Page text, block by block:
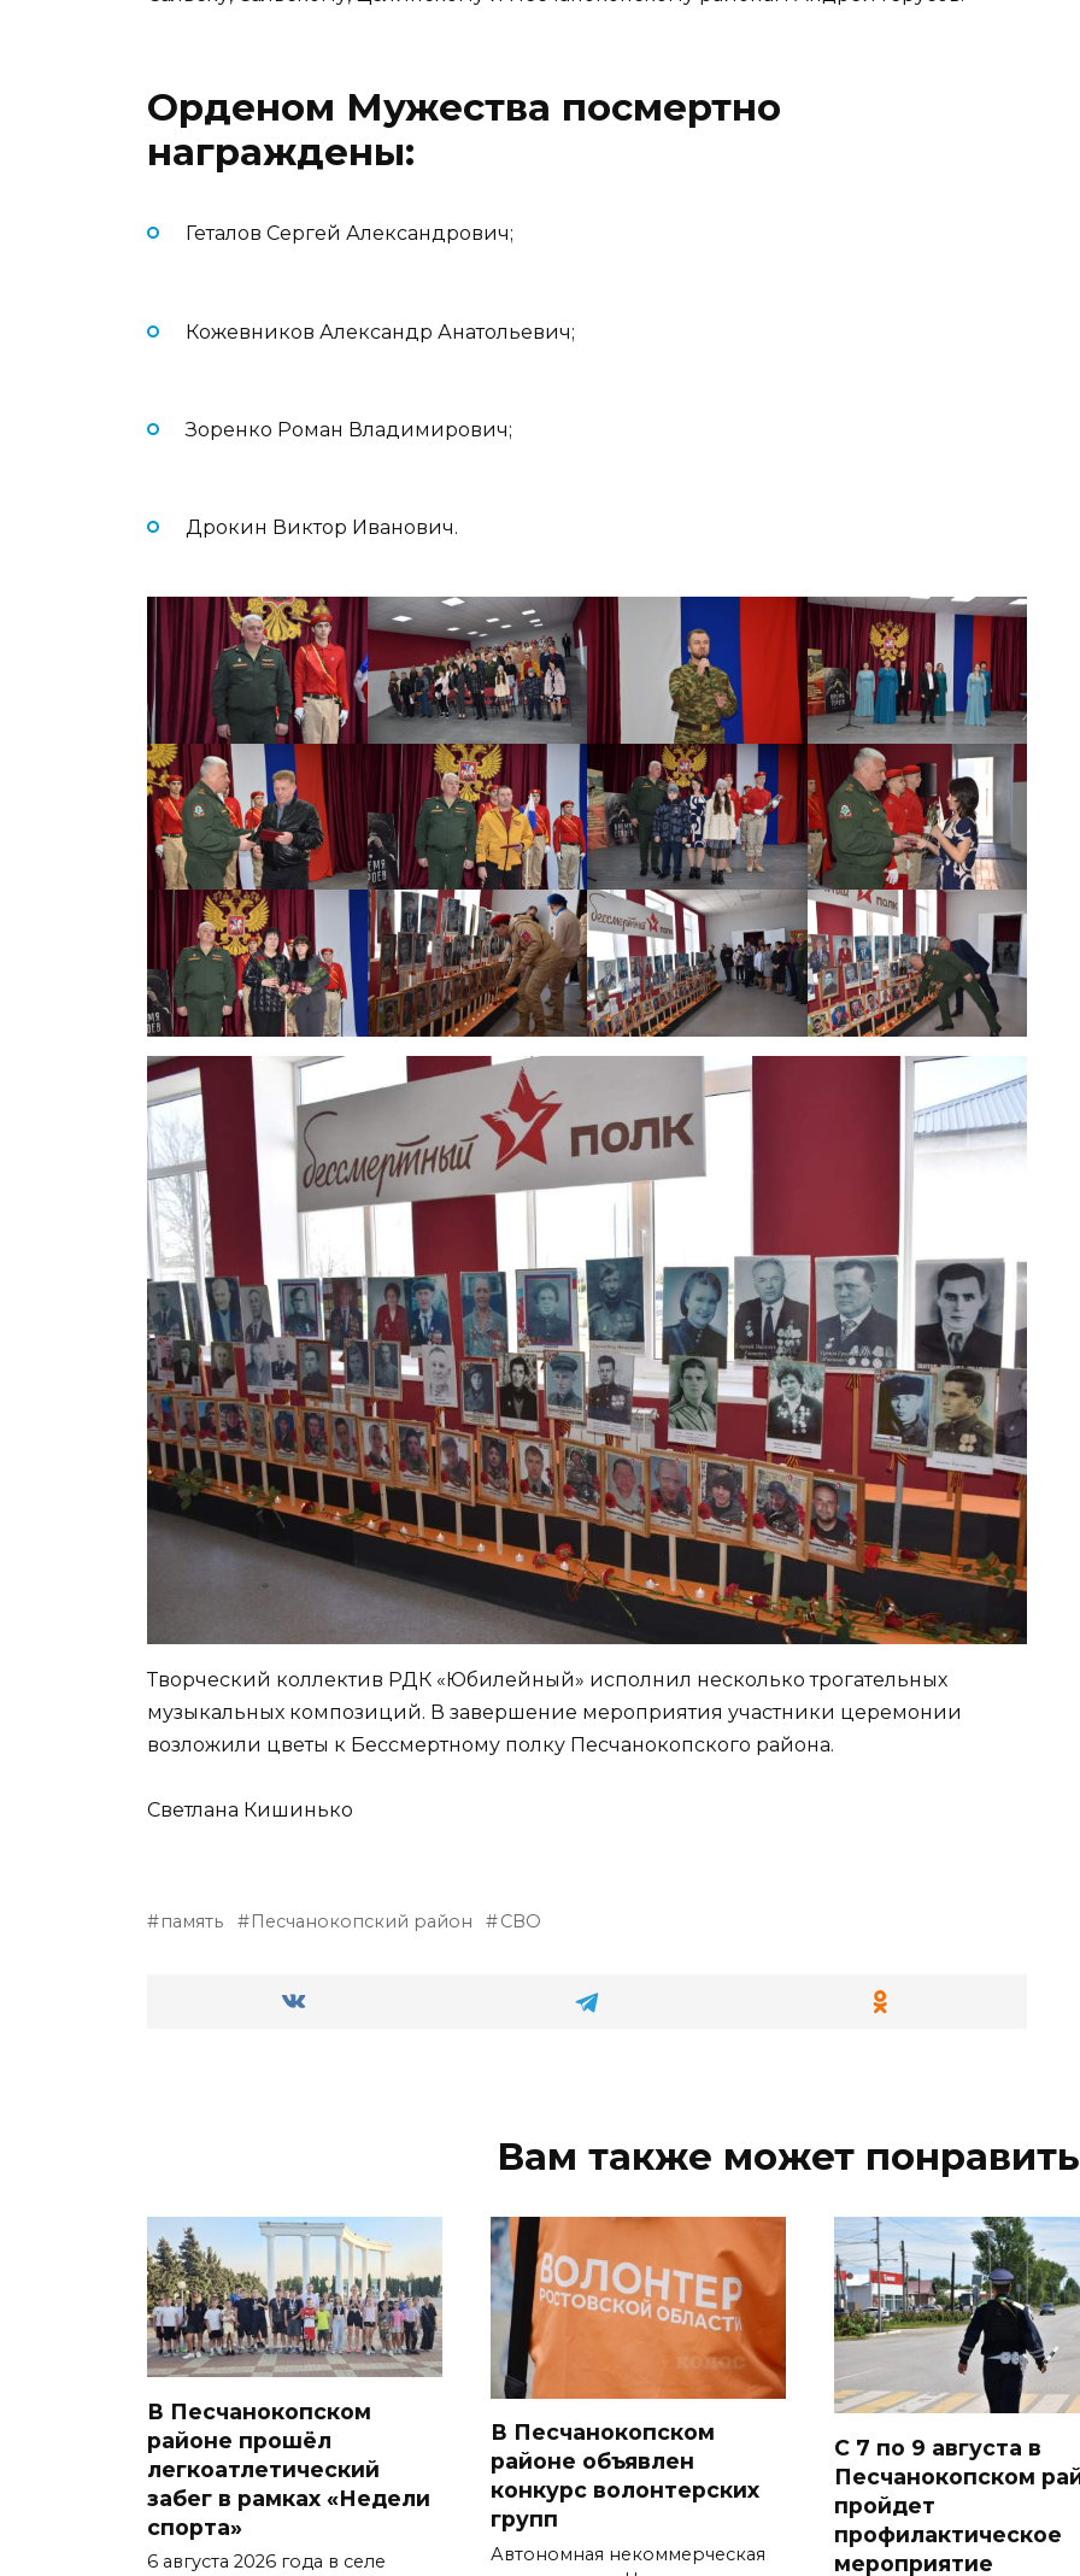
Орденом Мужества посмертно
награждены:
Геталов Сергей Александрович;
Кожевников Александр Анатольевич;
Зоренко Роман Владимирович;
Дрокин Виктор Иванович.
Творческий коллектив РДК «Юбилейный» исполнил несколько трогательных
музыкальных композиций. В завершение мероприятия участники церемонии
возложили цветы к Бессмертному полку Песчанокопского района.
Светлана Кишинько
память Песчанокопский район СВО
Вам также может
В Песчанокопском
районе прошёл
легкоатлетический
забег в рамках «Недели
спорта»
6 августа 2026 года в селе
В Песчанокопском
районе объявлен
конкурс волонтерских
групп
Автономная некоммерческая
С 7 по 9 августа в
Песчанокопском
пройдет
профилактическое
мероприятие